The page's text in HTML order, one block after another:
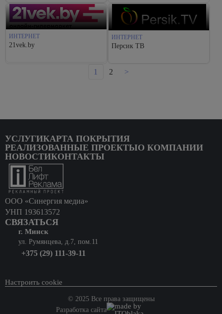
ИНТЕРНЕТ
21vek.by
ИНТЕРНЕТ
Персик ТВ
1 2 >
УСЛУГИКАРТА ПОКРЫТИЯ
РЕАЛИЗОВАННЫЕ ПРОЕКТЫО КОМПАНИИ
НОВОСТИКОНТАКТЫ
ООО «Синергия медиа»
УНП 193613572
СВЯЗАТЬСЯ
г. Минск
ул. Румянцева, д.7, пом.11
+375 (29) 111-39-11
Настроить cookie
© 2025 Все права защищены
Разработка сайта